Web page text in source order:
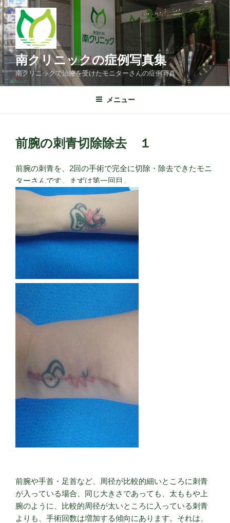
コ
ン
テ
ン
ツ
へ
ス
プ
南クリニックの症例写真集
南クリニックで治療を受けたモニターさんの症例写真
メニュー
前腕の刺青切除除去 １
前腕の刺青を、2回の手術で完全に切除・除去できたモニ
ターさんです。まずは第一回目。
前腕や手首・足首など、周径が比較的細いところに刺青
が入っている場合、同じ大きさであっても、太ももや上
腕のように、比較的周径が太いところに入っている刺青
よりも、手術回数は増加する傾向にあります。それは、